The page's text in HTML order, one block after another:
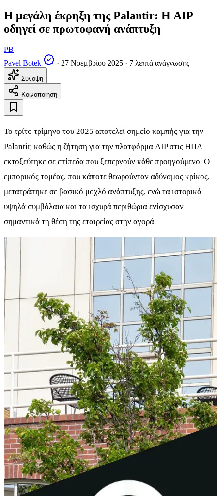
Η μεγάλη έκρηξη της Palantir: Η AIP
οδηγεί σε πρωτοφανή ανάπτυξη
PB
Pavel Botek
· 27 Νοεμβρίου 2025 · 7 λεπτά ανάγνωσης
Σύνοψη
Κοινοποίηση
Το τρίτο τρίμηνο του 2025 αποτελεί σημείο καμπής για την
Palantir, καθώς η ζήτηση για την πλατφόρμα AIP στις ΗΠΑ
εκτοξεύτηκε σε επίπεδα που ξεπερνούν κάθε προηγούμενο. Ο
εμπορικός τομέας, που κάποτε θεωρούνταν αδύναμος κρίκος,
μετατράπηκε σε βασικό μοχλό ανάπτυξης, ενώ τα ιστορικά
υψηλά συμβόλαια και τα ισχυρά περιθώρια ενίσχυσαν
σημαντικά τη θέση της εταιρείας στην αγορά.